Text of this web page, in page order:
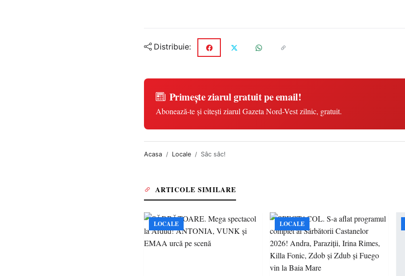
Distribuie:
Primește ziarul gratuit pe email!
Abonează-te și citești ziarul Gazeta Nord-Vest zilnic, gratuit.
Acasa Locale Sâc sâc!
ARTICOLE SIMILARE
LOCALE LOCALE